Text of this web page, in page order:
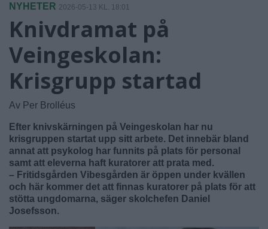
NYHETER 2026-05-13 KL. 18:01
Knivdramat på
Veingeskolan:
Krisgrupp startad
Av Per Brolléus
Efter knivskärningen på Veingeskolan har nu
krisgruppen startat upp sitt arbete. Det innebär bland
annat att psykolog har funnits på plats för personal
samt att eleverna haft kuratorer att prata med.
– Fritidsgården Vibesgården är öppen under kvällen
och här kommer det att finnas kuratorer på plats för att
stötta ungdomarna, säger skolchefen Daniel
Josefsson.